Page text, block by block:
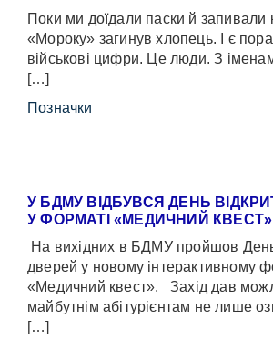
Поки ми доїдали паски й
«Мороку» загинув хлопець. І є
військові цифри. Це люди. З
[…]
Позначки
У БДМУ ВІДБУВСЯ ДЕНЬ
У ФОРМАТІ «МЕДИЧНИЙ КВЕСТ»
На вихідних в БДМУ пройшов День
дверей у новому інтерактивному
«Медичний квест». Захід дав
майбутнім абітурієнтам не лише
[…]